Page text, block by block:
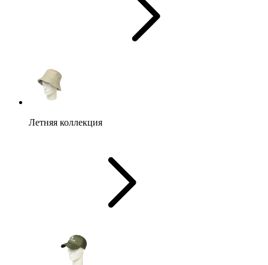
Летняя коллекция